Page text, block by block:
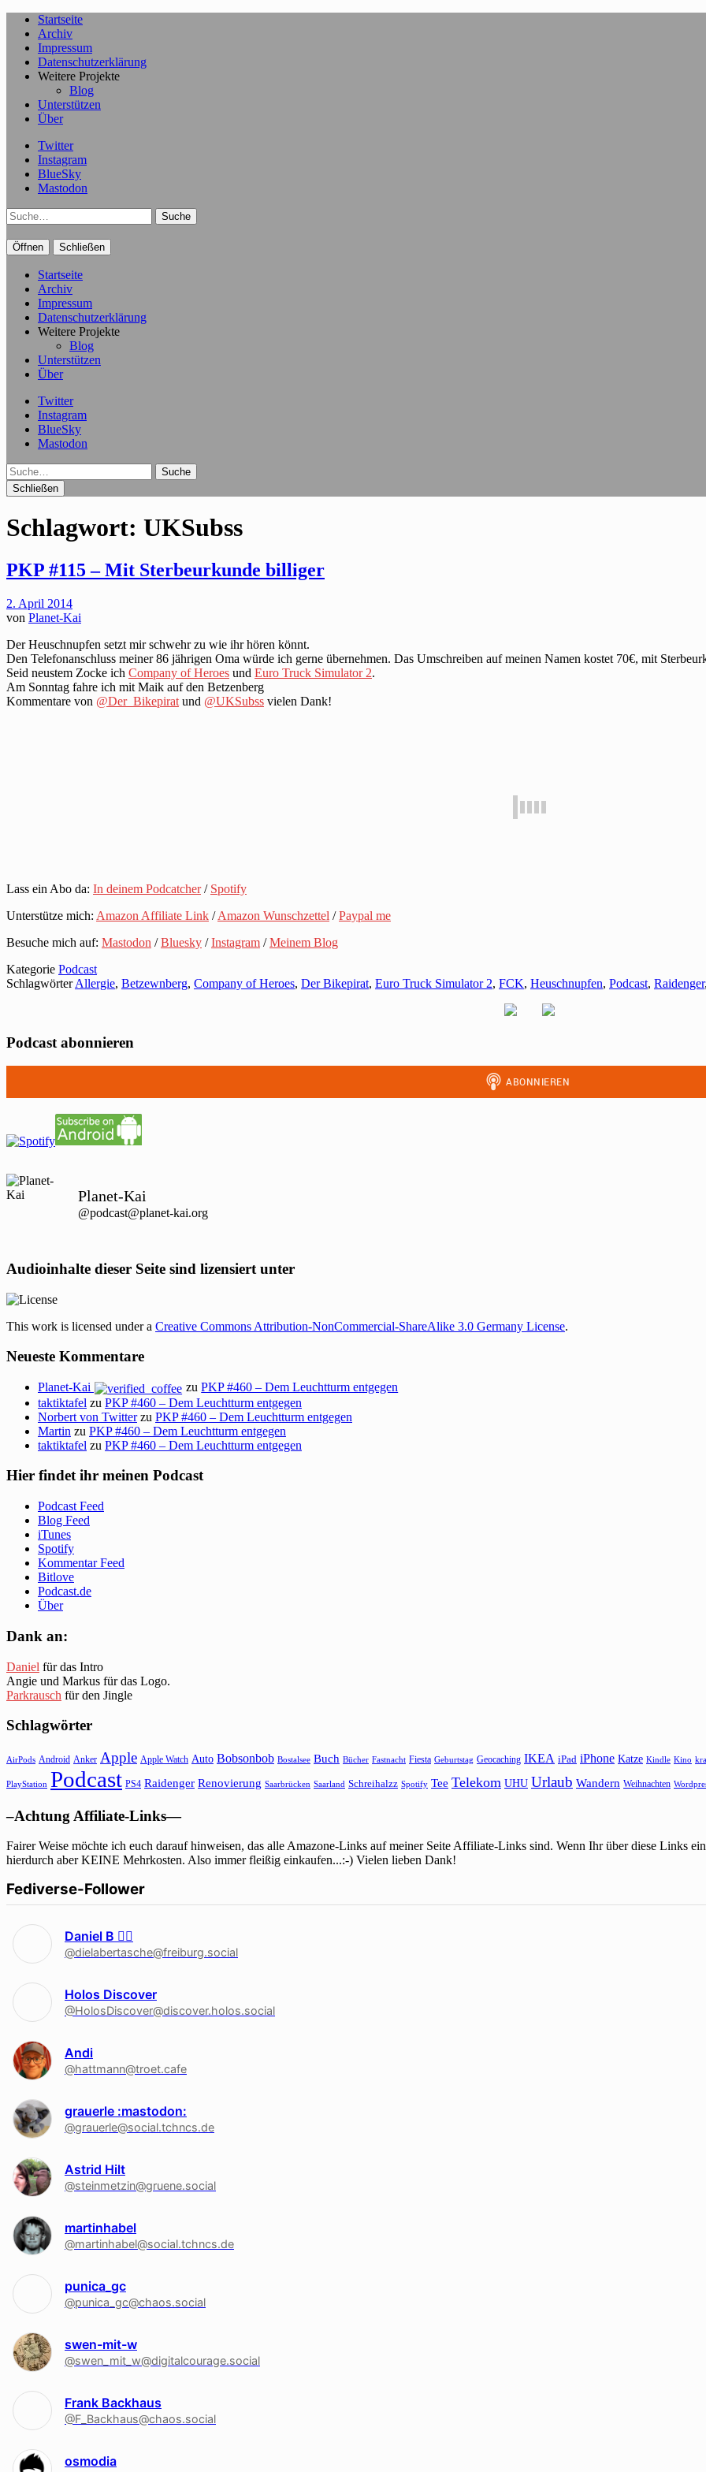
Startseite
Archiv
Impressum
Datenschutzerklärung
Weitere Projekte
Blog
Unterstützen
Über
Twitter
Instagram
BlueSky
Mastodon
Suche
Öffnen Schließen
Startseite
Archiv
Impressum
Datenschutzerklärung
Weitere Projekte
Blog
Unterstützen
Über
Twitter
Instagram
BlueSky
Mastodon
Suche
Schließen
Schlagwort: UKSubss
PKP #115 – Mit Sterbeurkunde billiger
2. April 2014
von Planet-Kai
Der Heuschnupfen setzt mir schwehr zu wie ihr hören könnt.
Den Telefonanschluss meiner 86 jährigen Oma würde ich gerne übernehmen. Das Umschreiben auf meinen Namen kostet 70€, mit
Seid neustem Zocke ich Company of Heroes und Euro Truck Simulator 2.
Am Sonntag fahre ich mit Maik auf den Betzenberg
Kommentare von @Der_Bikepirat und @UKSubss vielen Dank!
Lass ein Abo da: In deinem Podcatcher/ Spotify
Unterstütze mich: Amazon Affiliate Link /Amazon Wunschzettel /Paypal me
Besuche mich auf: Mastodon /Bluesky /Instagram /Meinem Blog
Kategorie Podcast
SchlagwörterAllergie, Betzewnberg, Company of Heroes, Der Bikepirat, Euro Truck Simulator 2, FCK, Heuschnupfen, Podcast, Raidenger,
Podcast abonnieren
Planet-Kai
@podcast@planet-kai.org
Audioinhalte dieser Seite sind lizensiert unter
This work is licensed under a Creative Commons Attribution-NonCommercial-ShareAlike 3.0 Germany License.
Neueste Kommentare
Planet-Kai zuPKP #460 – Dem Leuchtturm entgegen
taktiktafel zu PKP #460 – Dem Leuchtturm entgegen
Norbert von Twitterzu PKP #460 – Dem Leuchtturm entgegen
Martin zu PKP #460 – Dem Leuchtturm entgegen
taktiktafel zu PKP #460 – Dem Leuchtturm entgegen
Hier findet ihr meinen Podcast
Podcast Feed
Blog Feed
iTunes
Spotify
Kommentar Feed
Bitlove
Podcast.de
Über
Dank an:
Daniel für das Intro
Angie und Markus für das Logo.
Parkrausch für den Jingle
Schlagwörter
AirPods Android Anker Apple Apple Watch Auto Bobsonbob Bostalsee Buch Bücher Fastnacht Fiesta Geburtstag Geocaching IKEA iPad iPhone Katze Kindle Kino
PlayStation Podcast PS4 Raidenger Renovierung Saarbrücken Saarland Schreihalzz Spotify Tee Telekom UHU Urlaub Wandern Weihnachten
–Achtung Affiliate-Links—
Fairer Weise möchte ich euch darauf hinweisen, das alle Amazone-Links auf meiner Seite Affiliate-Links sind. Wenn Ihr über diese Links
hierdurch aber KEINE Mehrkosten. Also immer fleißig einkaufen...:-) Vielen lieben Dank!
Fediverse-Follower
Daniel B 🏳‍🌈
@dielabertasche@freiburg.social
Holos Discover
@HolosDiscover@discover.holos.social
Andi
@hattmann@troet.cafe
grauerle :mastodon:
@grauerle@social.tchncs.de
Astrid Hilt
@steinmetzin@gruene.social
martinhabel
@martinhabel@social.tchncs.de
punica_gc
@punica_gc@chaos.social
swen-mit-w
@swen_mit_w@digitalcourage.social
Frank Backhaus
@F_Backhaus@chaos.social
osmodia